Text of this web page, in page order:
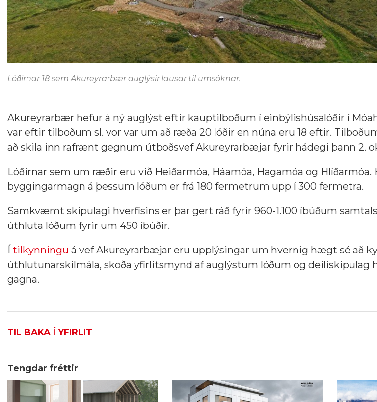
Lóðirnar 18 sem Akureyrarbær auglýsir lausar til umsóknar.
Akureyrarbær hefur á ný auglýst eftir kauptilboðum í einbýlishúsalóðir í
var eftir tilboðum sl. vor var um að ræða 20 lóðir en núna eru 18 eftir.
að skila inn rafrænt gegnum útboðsvef Akureyrarbæjar fyrir hádegi þann 2.
Lóðirnar sem um ræðir eru við Heiðarmóa, Háamóa, Hagamóa og Hlíðarmóa.
byggingarmagn á þessum lóðum er frá 180 fermetrum upp í 300 fermetra.
Samkvæmt skipulagi hverfisins er þar gert ráð fyrir 960-1.100 íbúðum
úthluta lóðum fyrir um 450 íbúðir.
tilkynningu á vef Akureyrarbæjar eru upplýsingar um hvernig hægt sé að
úthlutunarskilmála, skoða yfirlitsmynd af auglýstum lóðum og deiliskipulag
gagna.
TIL BAKA Í YFIRLIT
Tengdar fréttir